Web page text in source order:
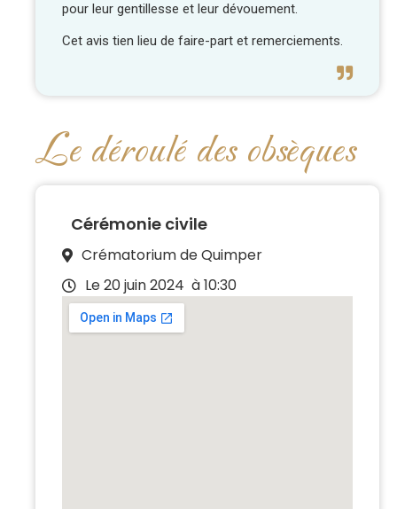
pour leur gentillesse et leur dévouement.
Cet avis tien lieu de faire-part et remerciements.
Le déroulé des obsèques
Cérémonie civile
Crématorium de Quimper
Le 20 juin 2024 à 10:30